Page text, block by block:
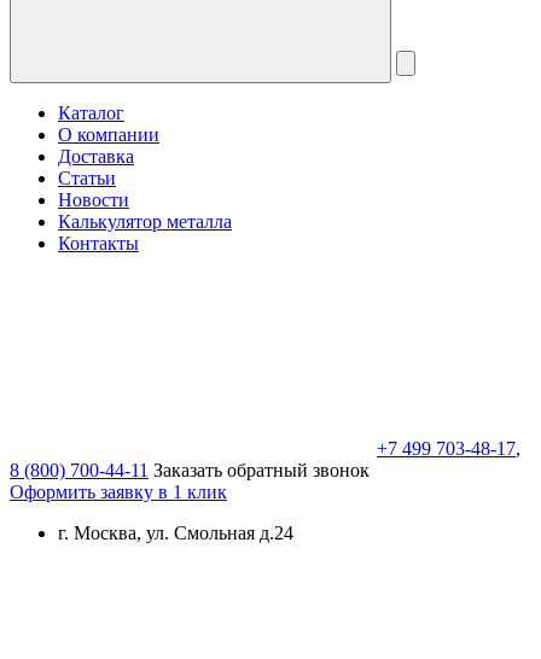
Каталог
О компании
Доставка
Статьи
Новости
Калькулятор металла
Контакты
+7 499 703-48-17,
8 (800) 700-44-11 Заказать обратный звонок
Оформить заявку в 1 клик
г. Москва, ул. Смольная д.24